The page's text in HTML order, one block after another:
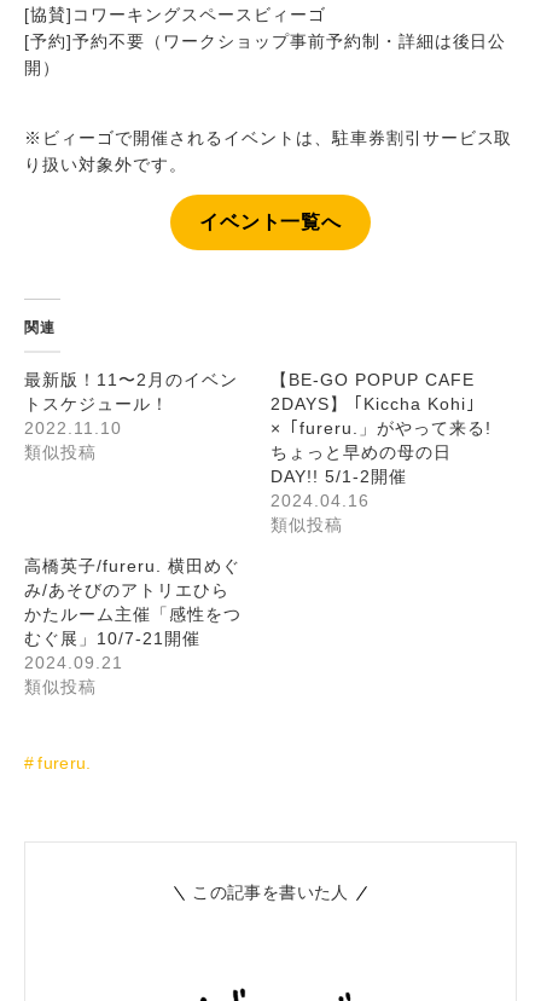
[協賛]コワーキングスペースビィーゴ
[予約]予約不要（ワークショップ事前予約制・詳細は後日公
開）
※ビィーゴで開催されるイベントは、駐車券割引サービス取
り扱い対象外です。
イベント一覧へ
関連
最新版！11〜2月のイベン
トスケジュール！
2022.11.10
類似投稿
【BE-GO POPUP CAFE
2DAYS】 ｢Kiccha Kohi｣
×「fureru.」がやって来る!
ちょっと早めの母の日
DAY!! 5/1-2開催
2024.04.16
類似投稿
高橋英子/fureru. 横田めぐ
み/あそびのアトリエひら
かたルーム主催「感性をつ
むぐ展」10/7-21開催
2024.09.21
類似投稿
fureru.
この記事を書いた人